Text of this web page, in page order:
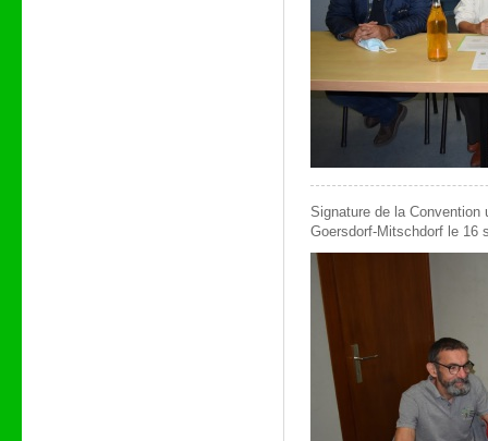
Signature de la Convention
Goersdorf-Mitschdorf le 16